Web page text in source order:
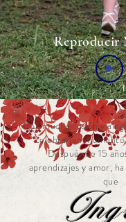
Reproducir
Con mucha ilusión y
celebrar un
Después de 15
aprendizajes y amor,
que